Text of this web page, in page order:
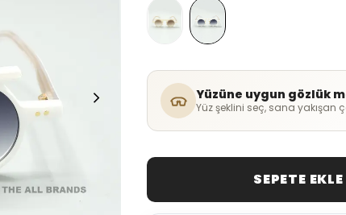
Yüzüne uygun gözlük
Yüz şeklini seç, sana yakışan
SEPETE EKLE